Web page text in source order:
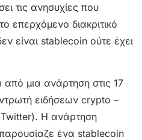
τις ανησυχίες που
επερχόμενο διακριτικό
είναι stablecoin ούτε έχει
μια ανάρτηση στις 17
ειδήσεων crypto –
Η ανάρτηση
παρουσίαζε ένα stablecoin